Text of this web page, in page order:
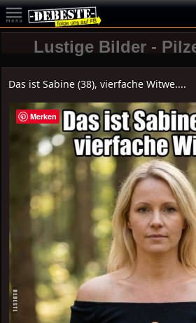
Lustige Bilder -
Das ist Sabine (38), vierfache Witwe....
Merken